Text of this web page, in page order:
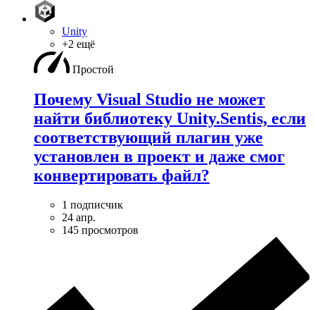
Unity
+2 ещё
Простой
Почему Visual Studio не может
найти библиотеку Unity.Sentis, если
соответствующий плагин уже
установлен в проект и даже смог
конвертировать файл?
1 подписчик
24 апр.
145 просмотров